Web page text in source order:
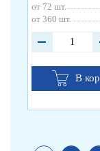
от 72 шт.
от 360 шт.
В